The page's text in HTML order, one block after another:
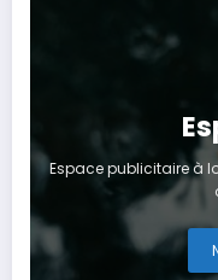
Espace publicitaire à